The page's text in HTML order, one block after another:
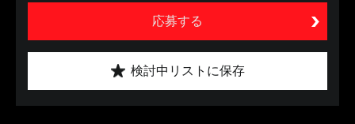
応募する
検討中リストに保存